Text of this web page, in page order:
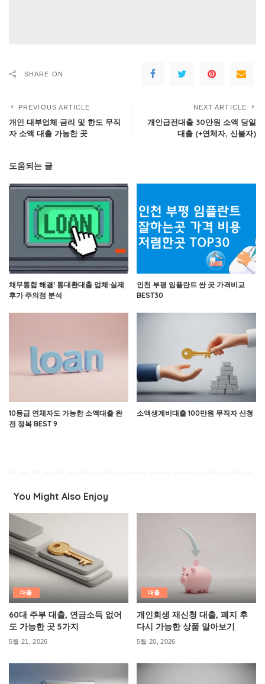
SHARE ON
PREVIOUS ARTICLE
개인 대부업체 금리 및 한도 무직
자 소액 대출 가능한 곳
NEXT ARTICLE
개인급전대출 30만원 소액 당일
대출 (+연체자, 신불자)
도움되는 글
채무통합 해결! 통대환대출 업체·실제
후기·주의점 분석
인천 부평 임플란트 싼 곳 가격비교
BEST30
10등급 연체자도 가능한 소액대출 완
전 정복 BEST 9
소액생계비대출 100만원 무직자 신청
You Might Also Enjoy
대출
60대 주부 대출, 연금소득 없어
도 가능한 곳 5가지
5월 21, 2026
대출
개인회생 재신청 대출, 폐지 후
다시 가능한 상품 알아보기
5월 20, 2026